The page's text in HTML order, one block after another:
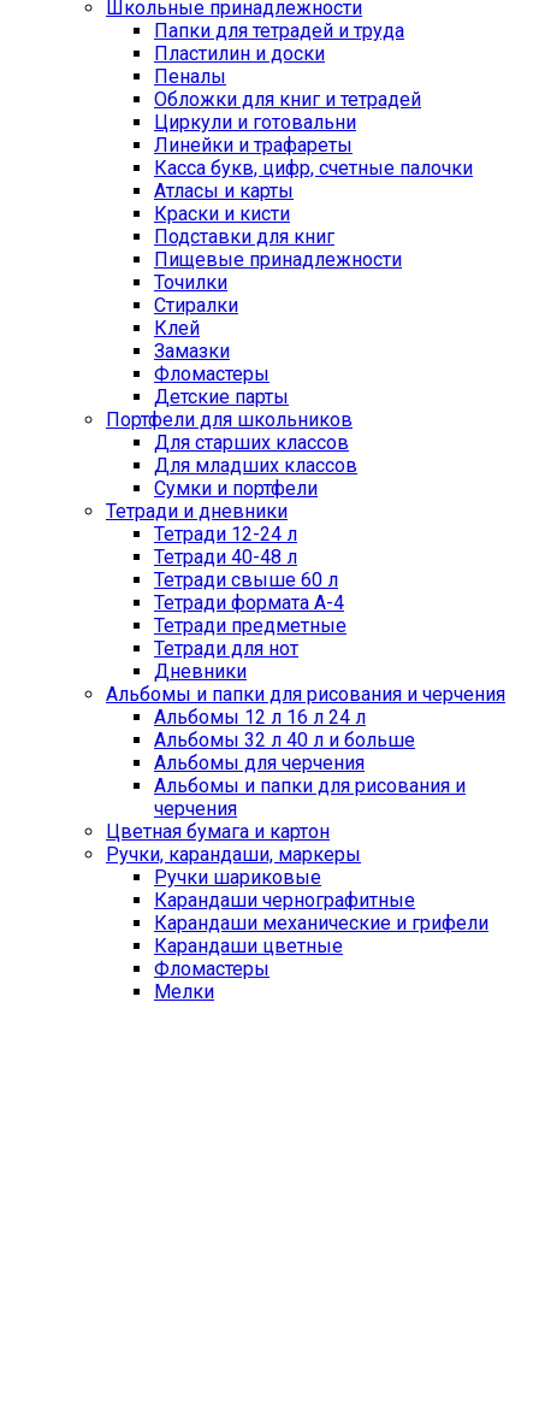
Школьные принадлежности
Папки для тетрадей и труда
Пластилин и доски
Пеналы
Обложки для книг и тетрадей
Циркули и готовальни
Линейки и трафареты
Касса букв, цифр, счетные палочки
Атласы и карты
Краски и кисти
Подставки для книг
Пищевые принадлежности
Точилки
Стиралки
Клей
Замазки
Фломастеры
Детские парты
Портфели для школьников
Для старших классов
Для младших классов
Сумки и портфели
Тетради и дневники
Тетради 12-24 л
Тетради 40-48 л
Тетради свыше 60 л
Тетради формата А-4
Тетради предметные
Тетради для нот
Дневники
Альбомы и папки для рисования и черчения
Альбомы 12 л 16 л 24 л
Альбомы 32 л 40 л и больше
Альбомы для черчения
Альбомы и папки для рисования и
черчения
Цветная бумага и картон
Ручки, карандаши, маркеры
Ручки шариковые
Карандаши чернографитные
Карандаши механические и грифели
Карандаши цветные
Фломастеры
Мелки